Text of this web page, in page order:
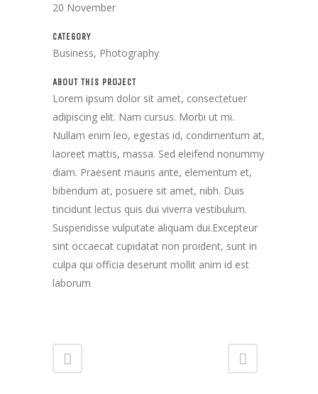
20 November
CATEGORY
Business, Photography
ABOUT THIS PROJECT
Lorem ipsum dolor sit amet, consectetuer
adipiscing elit. Nam cursus. Morbi ut mi.
Nullam enim leo, egestas id, condimentum at,
laoreet mattis, massa. Sed eleifend nonummy
diam. Praesent mauris ante, elementum et,
bibendum at, posuere sit amet, nibh. Duis
tincidunt lectus quis dui viverra vestibulum.
Suspendisse vulputate aliquam dui.Excepteur
sint occaecat cupidatat non proident, sunt in
culpa qui officia deserunt mollit anim id est
laborum